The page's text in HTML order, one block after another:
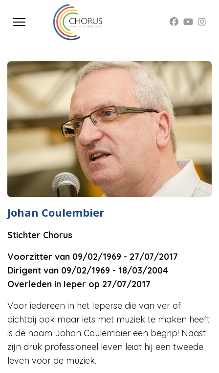
Johan Coulembier
Stichter Chorus
Voorzitter van 09/02/1969 - 27/07/2017
Dirigent van 09/02/1969 - 18/03/2004
Overleden in Ieper op 27/07/2017
Voor iedereen in het Ieperse die van ver of
dichtbij ook maar iets met muziek te maken heeft
is de naam Johan Coulembier een begrip! Naast
zijn druk professioneel leven leidt hij een tweede
leven voor de muziek.